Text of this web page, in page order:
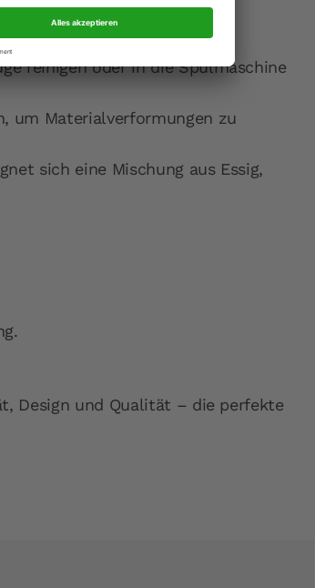
reinigen oder in die Spülmaschine
um Materialverformungen zu
sich eine Mischung aus Essig,
Design und Qualität – die perfekte